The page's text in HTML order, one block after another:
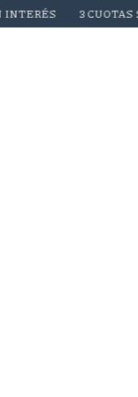
3 CUOTAS SIN